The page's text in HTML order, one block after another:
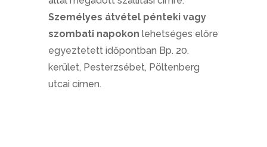
Személyes átvétel pénteki vagy
szombati napokon lehetséges előre
egyeztetett időpontban Bp. 20.
kerület, Pesterzsébet, Pöltenberg
utcai címen.